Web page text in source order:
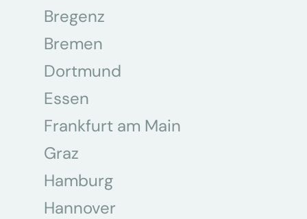
Bregenz
Bremen
Dortmund
Essen
Frankfurt am Main
Graz
Hamburg
Hannover